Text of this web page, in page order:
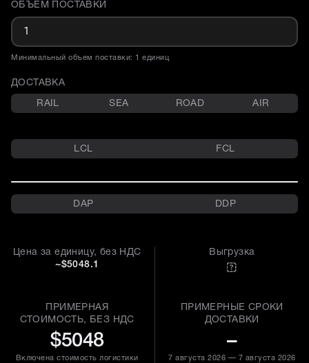
Доставка и объем поставки
ОБЪЕМ ПОСТАВКИ
Минимальный объем поставки: 1 единиц
ДОСТАВКА
RAIL SEA ROAD AIR
LCL FCL
DAP DDP
Цена за единицу, без НДС
~$5048.1
ПРИМЕРНАЯ
СТОИМОСТЬ, БЕЗ НДС
$5048
Включена стоимость логистики
Выгрузка
ПРИМЕРНЫЕ СРОКИ
ДОСТАВКИ
–
7 августа 2026 — 7 августа 2026